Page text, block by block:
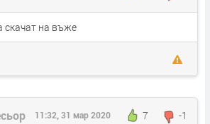
скачат на въже
7 -1
11:32, 31 мар 2020